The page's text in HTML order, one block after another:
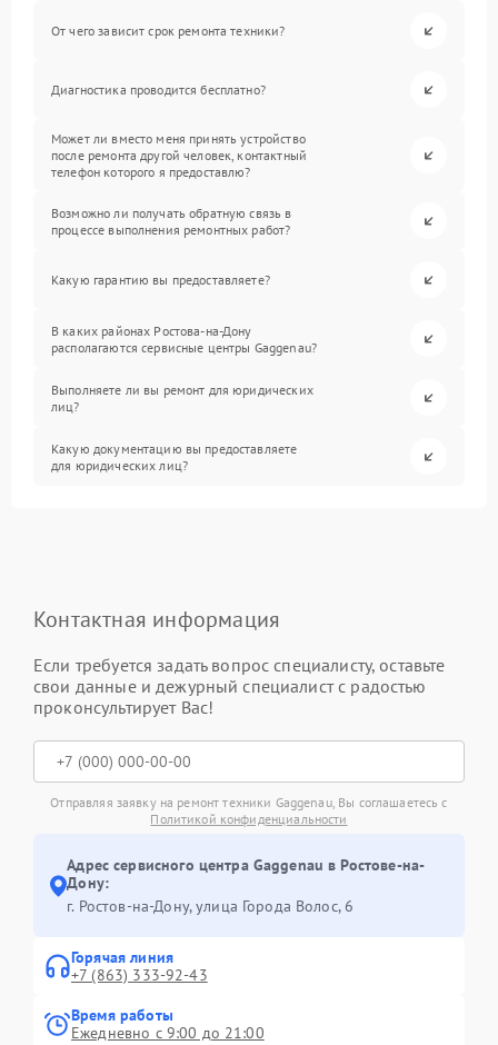
От чего зависит срок ремонта техники?
Диагностика проводится бесплатно?
Может ли вместо меня принять устройство
после ремонта другой человек, контактный
телефон которого я предоставлю?
Возможно ли получать обратную связь в
процессе выполнения ремонтных работ?
Какую гарантию вы предоставляете?
В каких районах Ростова-на-Дону
располагаются сервисные центры Gaggenau?
Выполняете ли вы ремонт для юридических
лиц?
Какую документацию вы предоставляете
для юридических лиц?
Контактная информация
Если требуется задать вопрос специалисту, оставьте
свои данные и дежурный специалист с радостью
проконсультирует Вас!
Отправляя заявку на ремонт техники Gaggenau, Вы соглашаетесь с
Политикой конфиденциальности
Адрес сервисного центра Gaggenau в Ростове-на-
Дону:
г. Ростов-на-Дону, улица Города Волос, 6
Горячая линия
+7 (863) 333-92-43
Время работы
Ежедневно с 9:00 до 21:00